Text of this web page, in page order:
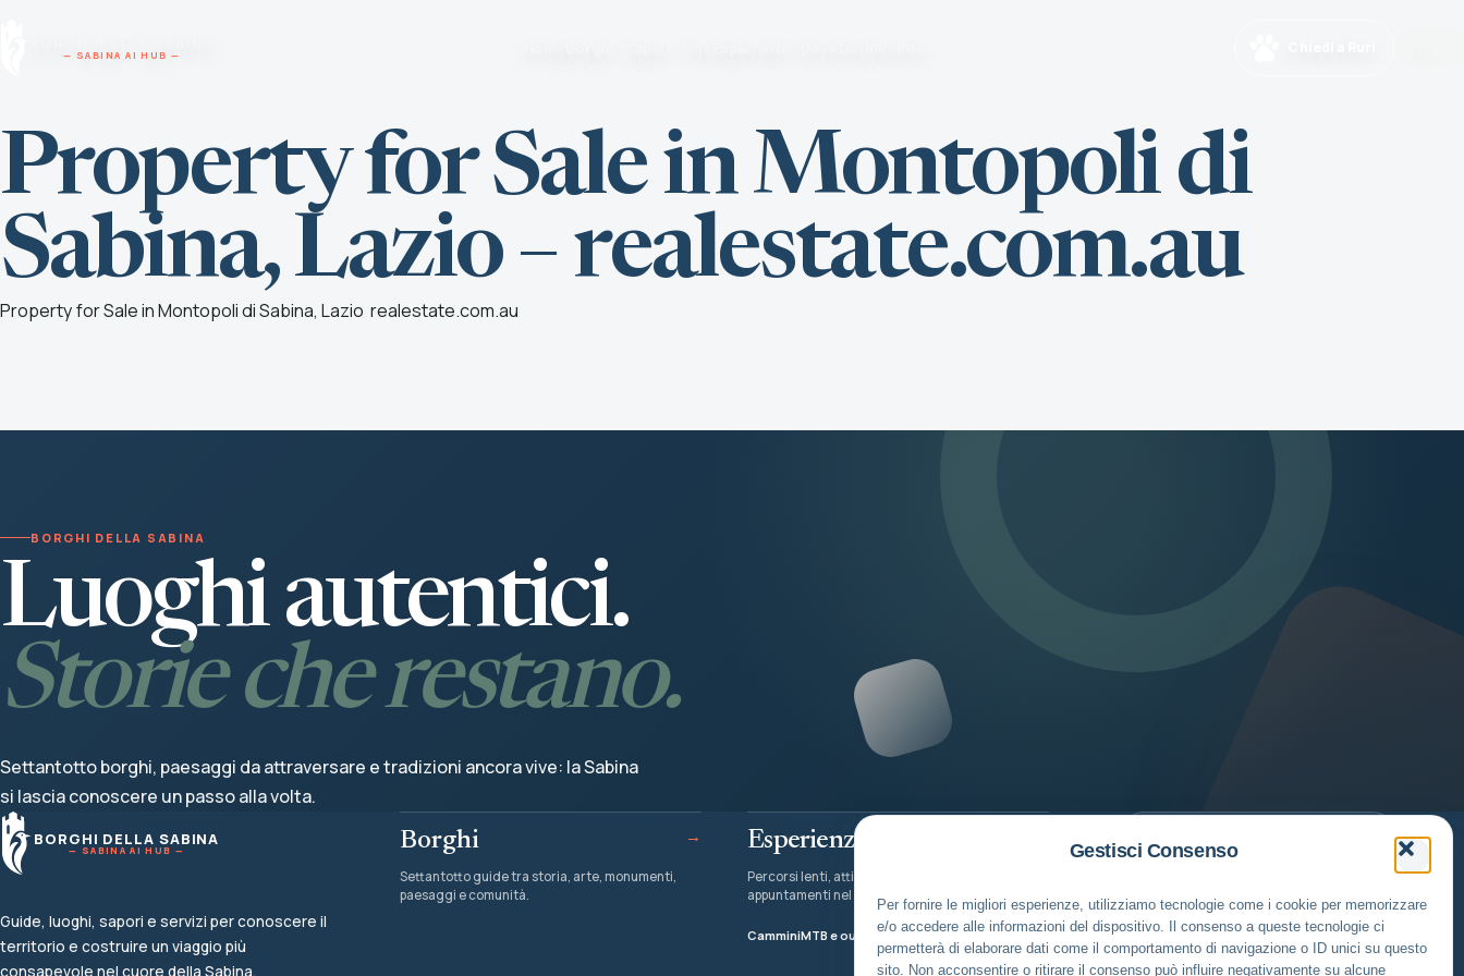
Gestisci Consenso
Per fornire le migliori esperienze, utilizziamo tecnologie come i cookie per memorizzare
e/o accedere alle informazioni del dispositivo. Il consenso a queste tecnologie ci
permetterà di elaborare dati come il comportamento di navigazione o ID unici su questo
sito. Non acconsentire o ritirare il consenso può influire negativamente su alcune
— SABINA AI HUB —
Property for Sale in Montopoli di
Sabina, Lazio – realestate.com.au
Property for Sale in Montopoli di Sabina, Lazio realestate.com.au
BORGHI DELLA SABINA
Luoghi autentici.
Storie che restano.
Settantotto borghi, paesaggi da attraversare e tradizioni ancora vive: la Sabina
si lascia conoscere un passo alla volta.
BORGHI DELLA SABINA
— SABINA AI HUB —
Guide, luoghi, sapori e servizi per conoscere il
territorio e costruire un viaggio più
consapevole nel cuore della Sabina.
Borghi →
Settantotto guide tra storia, arte, monumenti,
paesaggi e comunità.
Esperienze
Percorsi lenti, attività all’aria aperta e
appuntamenti nel territorio.
CamminiMTB e outdoorPescaEventi
PATROCINATO DAL
Comune di Montelibretti